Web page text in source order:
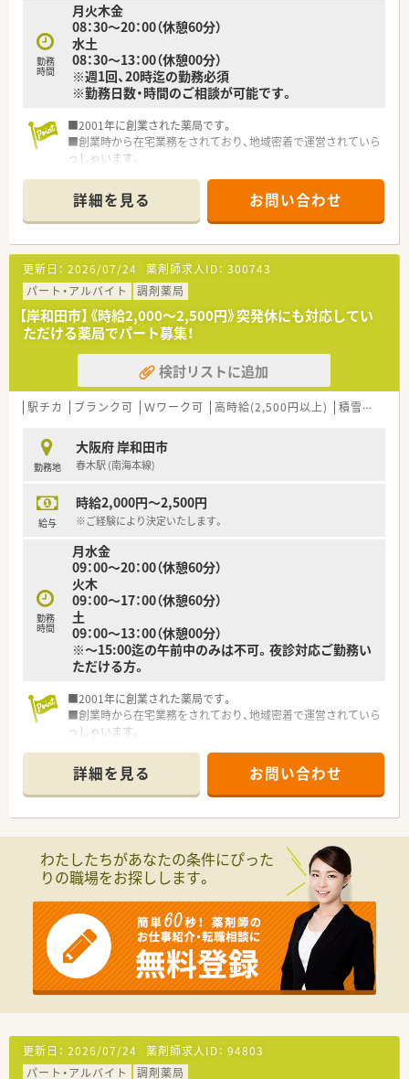
勤務
時間
月火木金
08：30～20：00（休憩60分）
水土
08：30～13：00（休憩00分）
※週1回、20時迄の勤務必須
※勤務日数・時間のご相談が可能です。
■2001年に創業された薬局です。
■創業時から在宅業務をされており、地域密着で運営されていら
っしゃいます。
しゃる方でも安心してご勤務していただけます。
■医師との関係も良好な為、疑義照会も行いやすい環境です。
■独立支援も行っていますので、様々な経営ノウハウが学べま
す。
詳細を見る お問い合わせ
更新日： 2026/07/24 薬剤師求人ID： 300743
パート・アルバイト
調剤薬局
【岸和田市】《時給2,000～2,500円》突発休にも対応してい
ただける薬局でパート募集！
検討リストに追加
駅チカ ブランク可 Ｗワーク可 高時給(2,500円以上) 積雪なし
勤務地
大阪府 岸和田市
春木駅 (南海本線)
給与
時給2,000円～2,500円
※ご経験により決定いたします。
勤務
時間
月水金
09：00～20：00（休憩60分）
火木
09：00～17：00（休憩60分）
土
09：00～13：00（休憩00分）
※～15:00迄の午前中のみは不可。夜診対応ご勤務い
ただける方。
■2001年に創業された薬局です。
■創業時から在宅業務をされており、地域密着で運営されていら
っしゃいます。
しゃる方でも安心してご勤務していただけます。
■医師との関係も良好な為、疑義照会も行いやすい環境です。
■独立支援も行っていますので、様々な経営ノウハウが学べま
す。
詳細を見る お問い合わせ
わたしたちがあなたの条件にぴった
りの職場をお探しします。
更新日： 2026/07/24 薬剤師求人ID： 94803
パート・アルバイト
調剤薬局